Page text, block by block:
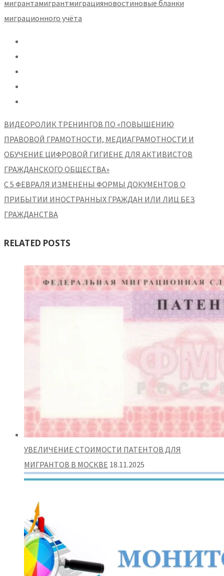
мигрантамигрантмиграцияновостиновые бланки
миграционного учёта
ВИДЕОРОЛИК ТРЕНИНГОВ ПО «ПОВЫШЕНИЮ
ПРАВОВОЙ ГРАМОТНОСТИ, МЕДИАГРАМОТНОСТИ И
ОБУЧЕНИЕ ЦИФРОВОЙ ГИГИЕНЕ ДЛЯ АКТИВИСТОВ
ГРАЖДАНСКОГО ОБЩЕСТВА»
С 5 ФЕВРАЛЯ ИЗМЕНЕНЫ ФОРМЫ ДОКУМЕНТОВ О
ПРИБЫТИИ ИНОСТРАННЫХ ГРАЖДАН ИЛИ ЛИЦ БЕЗ
ГРАЖДАНСТВА
RELATED POSTS
УВЕЛИЧЕНИЕ СТОИМОСТИ ПАТЕНТОВ ДЛЯ
МИГРАНТОВ В МОСКВЕ 18.11.2025